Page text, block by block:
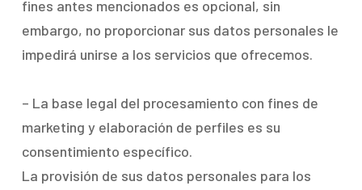
fines antes mencionados es opcional, sin
embargo, no proporcionar sus datos personales le
impedirá unirse a los servicios que ofrecemos.
– La base legal del procesamiento con fines de
marketing y elaboración de perfiles es su
consentimiento específico.
La provisión de sus datos personales para los